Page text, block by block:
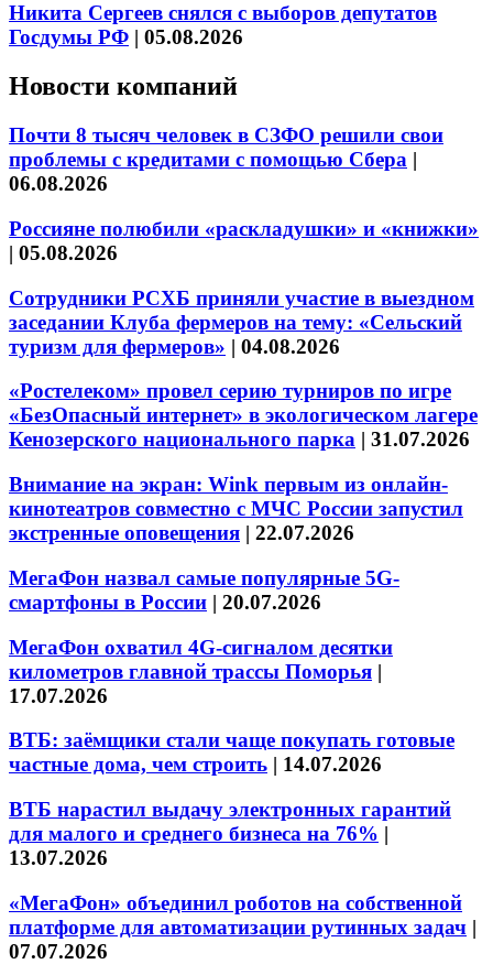
Никита Сергеев снялся с выборов депутатов
Госдумы РФ | 05.08.2026
Новости компаний
Почти 8 тысяч человек в СЗФО решили свои
проблемы с кредитами с помощью Сбера |
06.08.2026
Россияне полюбили «раскладушки» и «книжки»
| 05.08.2026
Сотрудники РСХБ приняли участие в выездном
заседании Клуба фермеров на тему: «Сельский
туризм для фермеров» | 04.08.2026
«Ростелеком» провел серию турниров по игре
«БезОпасный интернет» в экологическом лагере
Кенозерского национального парка | 31.07.2026
Внимание на экран: Wink первым из онлайн-
кинотеатров совместно с МЧС России запустил
экстренные оповещения | 22.07.2026
МегаФон назвал самые популярные 5G-
смартфоны в России | 20.07.2026
МегаФон охватил 4G-сигналом десятки
километров главной трассы Поморья |
17.07.2026
ВТБ: заёмщики стали чаще покупать готовые
частные дома, чем строить | 14.07.2026
ВТБ нарастил выдачу электронных гарантий
для малого и среднего бизнеса на 76% |
13.07.2026
«МегаФон» объединил роботов на собственной
платформе для автоматизации рутинных задач |
07.07.2026